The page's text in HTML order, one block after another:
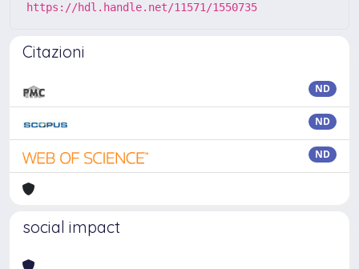
https://hdl.handle.net/11571/1550735
Citazioni
ND
ND
ND
social impact